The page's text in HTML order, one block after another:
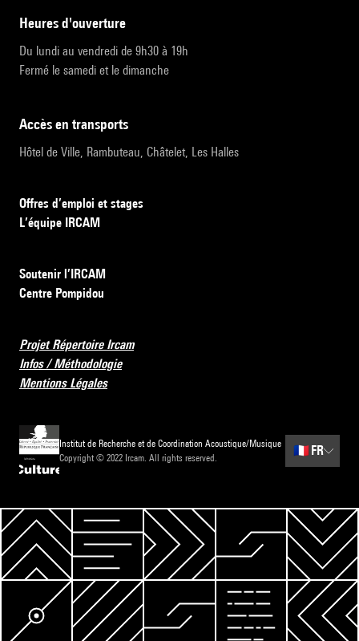
heures d'ouverture
Du lundi au vendredi de 9h30 à 19h
Fermé le samedi et le dimanche
accès en transports
Hôtel de Ville, Rambuteau, Châtelet, Les Halles
Offres d’emploi et stages
L’équipe IRCAM
Soutenir l’IRCAM
Centre Pompidou
Projet Répertoire Ircam
Infos / Méthodologie
Mentions Légales
Institut de Recherche et de Coordination Acoustique/Musique
Copyright © 2022 Ircam. All rights reserved.
🇫🇷 FR